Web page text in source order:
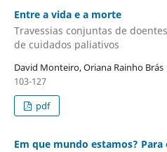
Entre a vida e a morte
Travessias conjuntas de
de cuidados paliativos
David Monteiro, Oriana Rainho Brás
103-127
pdf
Em que mundo estamos? Para